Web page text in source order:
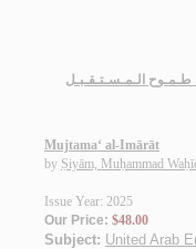
طـمـوح الـمـسـتـقـبـل
Mujtama‘ al-Imārāt
by Ṣiyām, Muḥammad
Issue Year: 2025
Our Price: $48.00
Subject: United Arab